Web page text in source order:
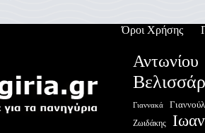
Όροι Χρήσης
Αντωνίου
Γιαννακά
Ζωιδάκης